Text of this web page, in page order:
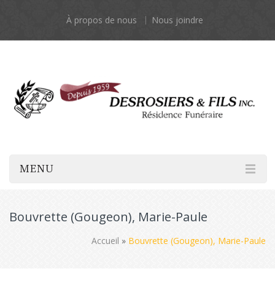
À propos de nous Nous joindre
MENU
Bouvrette (Gougeon), Marie-Paule
Accueil » Bouvrette (Gougeon), Marie-Paule